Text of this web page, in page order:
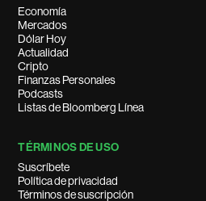
Economía
Mercados
Dólar Hoy
Actualidad
Cripto
Finanzas Personales
Podcasts
Listas de Bloomberg Línea
TÉRMINOS DE USO
Suscríbete
Política de privacidad
Términos de suscripción